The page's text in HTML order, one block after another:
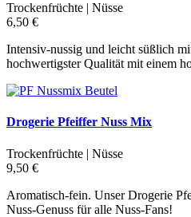
Trockenfrüchte | Nüsse
6,50 €
Intensiv-nussig und leicht süßlich
hochwertigster Qualität mit einem
Drogerie Pfeiffer Nuss Mix
Trockenfrüchte | Nüsse
9,50 €
Aromatisch-fein. Unser Drogerie
Nuss-Genuss für alle Nuss-Fans!